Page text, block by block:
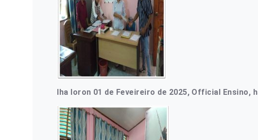
Iha loron 01 de Feveireiro de 2025, Official Ensino,